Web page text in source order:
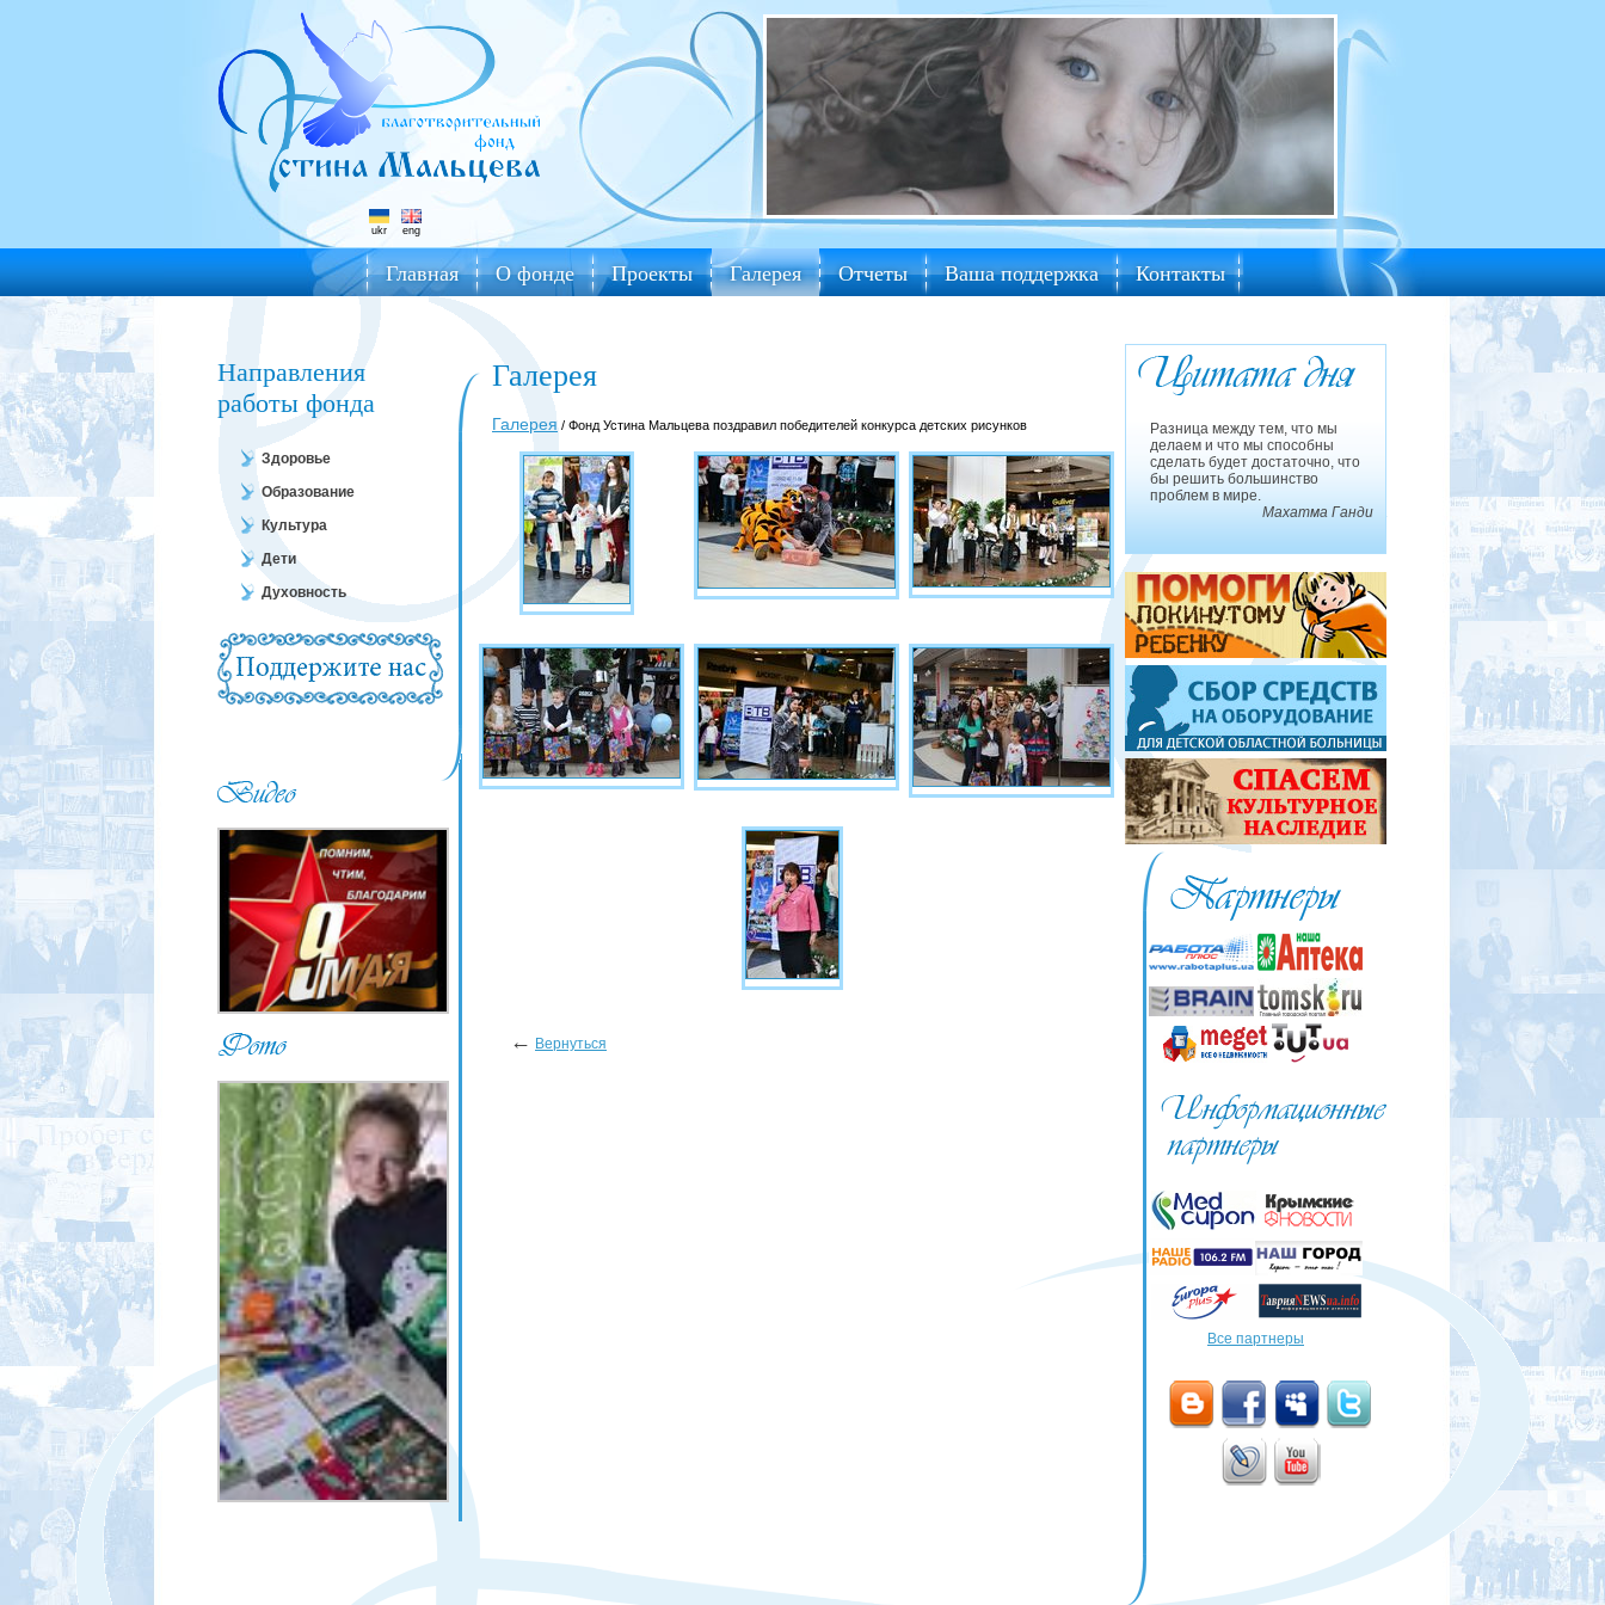
ukr eng
Главная О фонде Проекты Галерея Отчеты Ваша поддержка Контакты
Направления
работы фонда
Здоровье
Образование
Культура
Дети
Духовность
Галерея
Галерея / Фонд Устина Мальцева поздравил победителей конкурса детских рисунков
← Вернуться
Разница между тем, что мы
делаем и что мы способны
сделать будет достаточно, что
бы решить большинство
проблем в мире.
Махатма Ганди
Все партнеры